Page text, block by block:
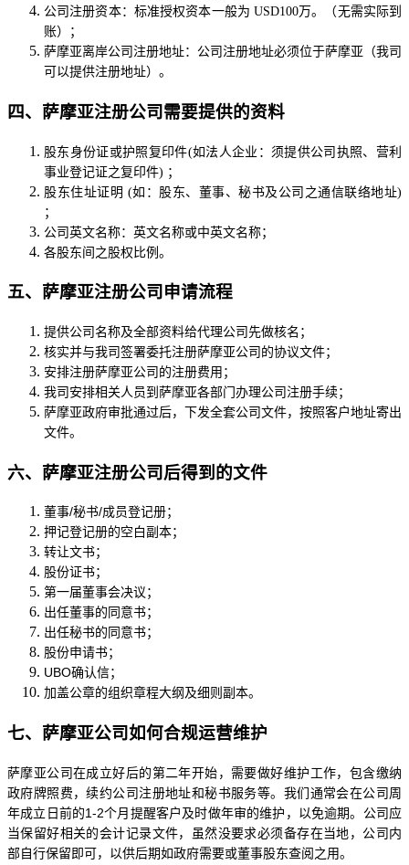
公司注册资本：标准授权资本一般为 USD100万。（无需实际到
账）
；
萨摩亚离岸公司注册地址：公司注册地址必须位于萨摩亚（我司
可以提供注册地址） 。
四、萨摩亚注册公司需要提供的资料
股东身份证或护照复印件(如法人企业：须提供公司执照、营利
事业登记证之复印件) ；
股东住址证明 (如：股东、董事、秘书及公司之通信联络地址)
；
公司英文名称：英文名称或中英文名称；
各股东间之股权比例。
五、萨摩亚注册公司申请流程
提供公司名称及全部资料给代理公司先做核名；
核实并与我司签署委托注册萨摩亚公司的协议文件；
安排注册萨摩亚公司的注册费用；
我司安排相关人员到萨摩亚各部门办理公司注册手续；
萨摩亚政府审批通过后，下发全套公司文件，按照客户地址寄出
文件。
六、萨摩亚注册公司后得到的文件
董事/秘书/成员登记册；
押记登记册的空白副本；
转让文书；
股份证书；
第一届董事会决议；
出任董事的同意书；
出任秘书的同意书；
股份申请书；
UBO确认信；
加盖公章的组织章程大纲及细则副本。
七、萨摩亚公司如何合规运营维护
萨摩亚公司在成立好后的第二年开始，需要做好维护工作，包含缴纳
政府牌照费，续约公司注册地址和秘书服务等。我们通常会在公司周
年成立日前的1-2个月提醒客户及时做年审的维护，以免逾期。公司应
当保留好相关的会计记录文件，虽然没要求必须备存在当地，公司内
部自行保留即可，以供后期如政府需要或董事股东查阅之用。